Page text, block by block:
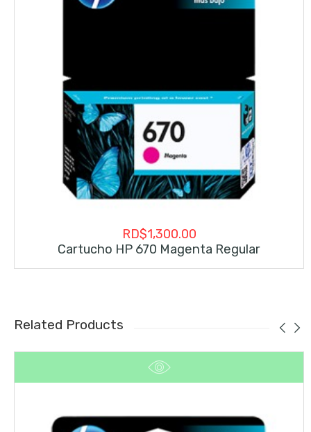
RD$1,300.00
Cartucho HP 670 Magenta Regular
Related Products